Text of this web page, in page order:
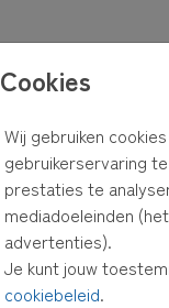
Cookies
Wij gebruiken
gebruikerservaring
prestaties te
mediadoeleinden
advertenties).
Je kunt jouw
cookiebeleid.